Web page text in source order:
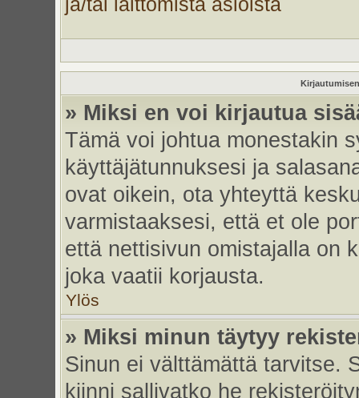
ja/tai laittomista asioista
» Miksi en voi kirjautua
Tämä voi johtua monestakin
käyttäjätunnuksesi ja
ovat oikein, ota yhteyttä
varmistaaksesi, että et ole
että nettisivun omistajalla on
joka vaatii korjausta.
Ylös
» Miksi minun täytyy
Sinun ei välttämättä tarvitse.
kiinni sallivatko he